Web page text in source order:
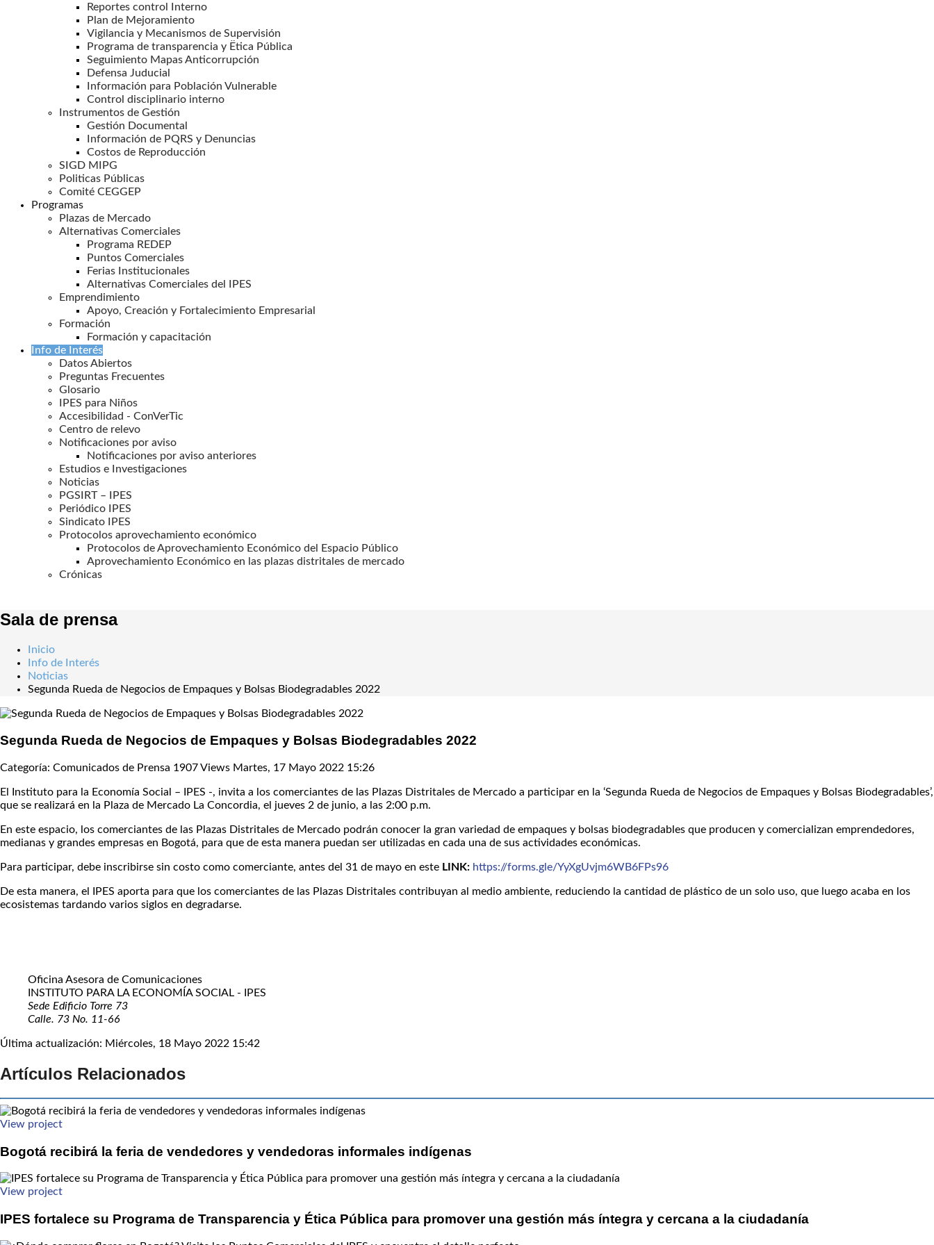
Reportes control Interno
Plan de Mejoramiento
Vigilancia y Mecanismos de Supervisión
Programa de transparencia y Ëtica Pública
Seguimiento Mapas Anticorrupción
Defensa Juducial
Información para Población Vulnerable
Control disciplinario interno
Instrumentos de Gestión
Gestión Documental
Información de PQRS y Denuncias
Costos de Reproducción
SIGD MIPG
Politicas Públicas
Comité CEGGEP
Programas
Plazas de Mercado
Alternativas Comerciales
Programa REDEP
Puntos Comerciales
Ferias Institucionales
Alternativas Comerciales del IPES
Emprendimiento
Apoyo, Creación y Fortalecimiento Empresarial
Formación
Formación y capacitación
Info de Interés
Datos Abiertos
Preguntas Frecuentes
Glosario
IPES para Niños
Accesibilidad - ConVerTic
Centro de relevo
Notificaciones por aviso
Notificaciones por aviso anteriores
Estudios e Investigaciones
Noticias
PGSIRT – IPES
Periódico IPES
Sindicato IPES
Protocolos aprovechamiento económico
Protocolos de Aprovechamiento Económico del Espacio Público
Aprovechamiento Económico en las plazas distritales de mercado
Crónicas
Sala de prensa
Inicio
Info de Interés
Noticias
Segunda Rueda de Negocios de Empaques y Bolsas Biodegradables 2022
Segunda Rueda de Negocios de Empaques y Bolsas Biodegradables 2022
Categoría: Comunicados de Prensa 1907 Views Martes, 17 Mayo 2022 15:26
El Instituto para la Economía Social – IPES -, invita a los comerciantes de las Plazas Distritales de Mercado a participar en la ‘Segunda Rueda de Negocios de Empaques y Bolsas Biodegradables’,
que se realizará en la Plaza de Mercado La Concordia, el jueves 2 de junio, a las 2:00 p.m.
En este espacio, los comerciantes de las Plazas Distritales de Mercado podrán conocer la gran variedad de empaques y bolsas biodegradables que producen y comercializan emprendedores,
medianas y grandes empresas en Bogotá, para que de esta manera puedan ser utilizadas en cada una de sus actividades económicas.
Para participar, debe inscribirse sin costo como comerciante, antes del 31 de mayo en este LINK: https://forms.gle/YyXgUvjm6WB6FPs96
De esta manera, el IPES aporta para que los comerciantes de las Plazas Distritales contribuyan al medio ambiente, reduciendo la cantidad de plástico de un solo uso, que luego acaba en los
ecosistemas tardando varios siglos en degradarse.
Oficina Asesora de Comunicaciones
INSTITUTO PARA LA ECONOMÍA SOCIAL - IPES
Sede Edificio Torre 73
Calle. 73 No. 11-66
Última actualización: Miércoles, 18 Mayo 2022 15:42
Artículos Relacionados
View project
Bogotá recibirá la feria de vendedores y vendedoras informales indígenas
View project
IPES fortalece su Programa de Transparencia y Ética Pública para promover una gestión más íntegra y cercana a la ciudadanía